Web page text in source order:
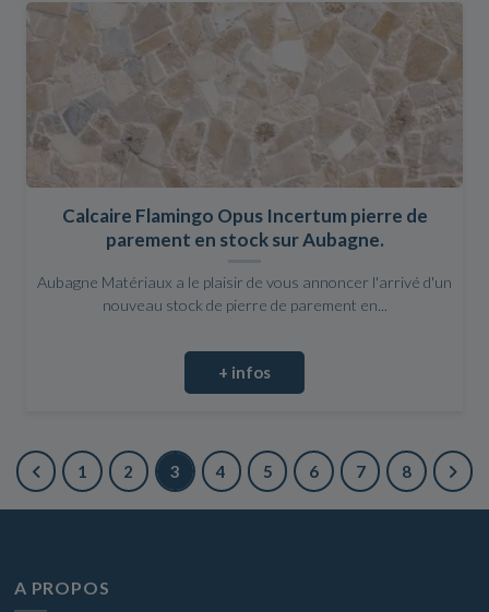
Calcaire Flamingo Opus Incertum pierre de
parement en stock sur Aubagne.
Aubagne Matériaux a le plaisir de vous annoncer l'arrivé d'un
nouveau stock de pierre de parement en...
+ infos
1 2 3 4 5 6 7 8
A PROPOS